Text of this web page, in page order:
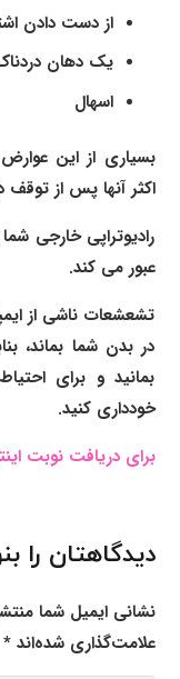
از دست دادن
یک دهان
اسهال
بسیاری از این
اکثر آنها پس از
رادیوتراپی خارجی شما
عبور می کند.
تشعشعات ناشی از
در بدن شما بماند،
بمانید و برای
خودداری کنید.
برای دریافت نوبت
دیدگاهتان را
نشانی ایمیل شما
علامت‌گذاری شده‌اند*